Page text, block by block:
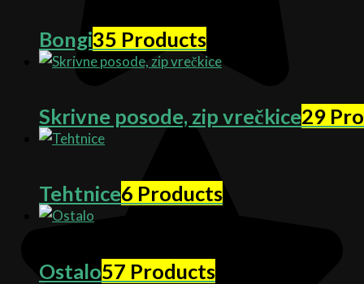
Bongi35 Products
Skrivne posode, zip vrečkice29
Tehtnice6 Products
Ostalo57 Products